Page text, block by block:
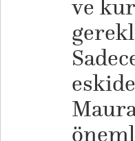
ve